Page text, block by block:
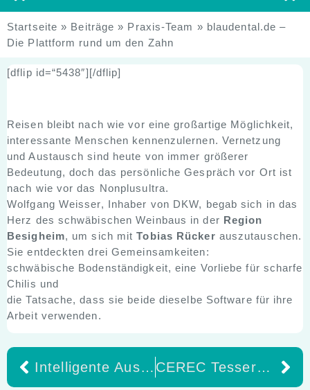
Startseite » Beiträge » Praxis-Team » blaudental.de –
Die Plattform rund um den Zahn
[dflip id=“5438″][/dflip]
Reisen bleibt nach wie vor eine großartige Möglichkeit,
interessante Menschen kennenzulernen. Vernetzung
und Austausch sind heute von immer größerer
Bedeutung, doch das persönliche Gespräch vor Ort ist
nach wie vor das Nonplusultra.
Wolfgang Weisser, Inhaber von DKW, begab sich in das
Herz des schwäbischen Weinbaus in der Region
Besigheim, um sich mitTobias Rücker auszutauschen.
Sie entdeckten drei Gemeinsamkeiten:
schwäbische Bodenständigkeit, eine Vorliebe für scharfe
Chilis und
die Tatsache, dass sie beide dieselbe Software für ihre
Arbeit verwenden.
Intelligente Aushärtung auf Knopfdruck – mit der Bluephase PowerCure von Ivoclar wird die direkte Füllungstherapie noch effizienter CEREC Tessera: Jetzt auch für Hybrid-Abutmentkronen im Chairside-Workflow verfügbar